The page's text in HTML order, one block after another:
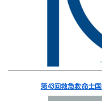
第43回救急救命士